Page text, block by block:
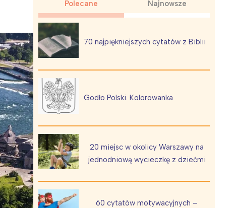
Polecane Najnowsze
70 najpiękniejszych cytatów z Biblii
Godło Polski. Kolorowanka
20 miejsc w okolicy Warszawy na
jednodniową wycieczkę z dziećmi
60 cytatów motywacyjnych –